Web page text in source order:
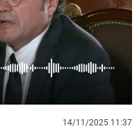
La rosa de los vientos
Gente viajera
Como el perro y el
Caso
Retornados
Equipo de
Operación Viuda
Extremadura
Galicia
La Rioja
Navarra
País Vasco
Virales
Televisión
Elecciones
14/11/2025 11:37